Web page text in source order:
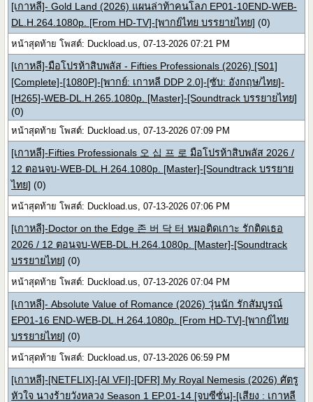
[เกาหลี]- Gold Land (2026) แผนล่าท้าคนโลภ EP01-10END-WEB-
DL.H.264.1080p. [From HD-TV]-[พากย์ไทย บรรยายไทย] (0)
หน้าสุดท้าย โพสต์: Duckload.us, 07-13-2026 07:21 PM
[เกาหลี]-มือโปรห้าสิบพลัส - Fifties Professionals (2026) [S01]
[Complete]-[1080P]-[พากย์: เกาหลี DDP 2.0]-[ซับ: อังกฤษ/ไทย]-
[H265]-WEB-DL.H.265.1080p. [Master]-[Soundtrack บรรยายไทย]
(0)
หน้าสุดท้าย โพสต์: Duckload.us, 07-13-2026 07:09 PM
[เกาหลี]-Fifties Professionals 오 십 프 로 มือโปรห้าสิบพลัส 2026 /
12 ตอนจบ-WEB-DL.H.264.1080p. [Master]-[Soundtrack บรรยาย
ไทย] (0)
หน้าสุดท้าย โพสต์: Duckload.us, 07-13-2026 07:06 PM
[เกาหลี]-Doctor on the Edge 존 버 닥 터 หมอติดเกาะ รักติดเธอ
2026 / 12 ตอนจบ-WEB-DL.H.264.1080p. [Master]-[Soundtrack
บรรยายไทย] (0)
หน้าสุดท้าย โพสต์: Duckload.us, 07-13-2026 07:04 PM
[เกาหลี]- Absolute Value of Romance (2026) วุ่นนัก รักสัมบูรณ์
EP01-16 END-WEB-DL.H.264.1080p. [From HD-TV]-[พากย์ไทย
บรรยายไทย] (0)
หน้าสุดท้าย โพสต์: Duckload.us, 07-13-2026 06:59 PM
[เกาหลี]-[NETFLIX]-[AI VFI]-[DFR] My Royal Nemesis (2026) ศัตรู
หัวใจ นางร้ายวังหลวง Season 1 EP.01-14 [จบซีซั่น]-[เสียง : เกาหลี